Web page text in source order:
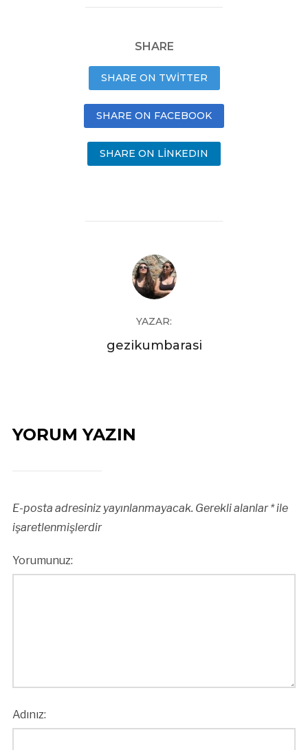
SHARE
SHARE ON TWITTER
SHARE ON FACEBOOK
SHARE ON LINKEDIN
YAZAR:
gezikumbarasi
YORUM YAZIN
E-posta adresiniz yayınlanmayacak. Gerekli alanlar*ile
işaretlenmişlerdir
Yorumunuz:
Adınız: